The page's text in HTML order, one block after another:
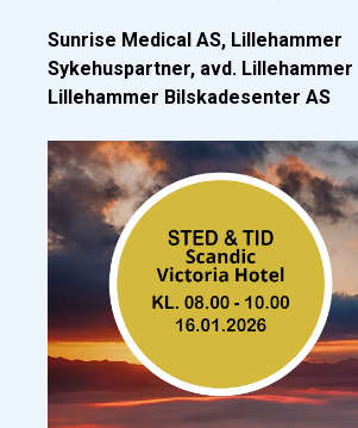
Sunrise Medical AS, Lillehammer
Sykehuspartner, avd. Lillehammer
Lillehammer Bilskadesenter AS